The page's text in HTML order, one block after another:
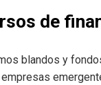
de
blandos y